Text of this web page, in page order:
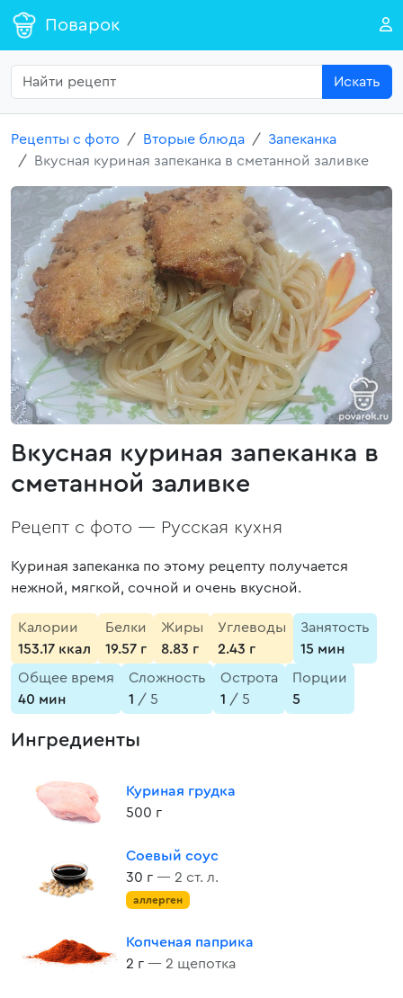
Поварок
Искать
Рецепты с фото Вторые блюда
Запеканка
Вкусная куриная запеканка в сметанной заливке
Вкусная куриная запеканка в
сметанной заливке
Рецепт с фото — Русская кухня
Куриная запеканка по этому рецепту получается
нежной, мягкой, сочной и очень вкусной.
Калории
153.17 ккал
Белки
19.57 г
Жиры
8.83 г
Углеводы
2.43 г
Занятость
15 мин
Общее время
40 мин
Сложность
1 / 5
Острота
1 / 5
Порции
5
Ингредиенты
Куриная грудка
500 г
Соевый соус
30 г — 2 ст. л.
аллерген
Копченая паприка
2 г — 2 щепотка